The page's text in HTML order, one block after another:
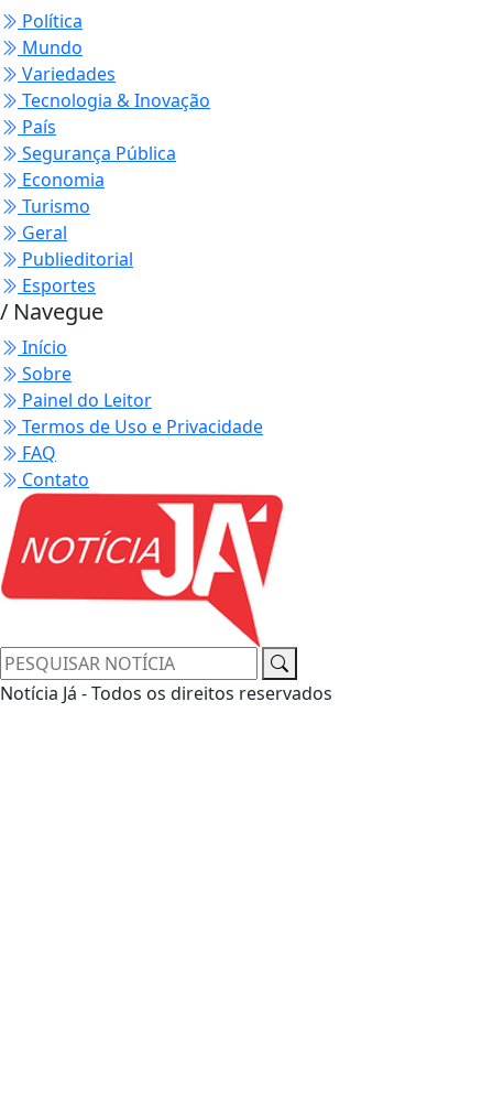
Política
Mundo
Variedades
Tecnologia & Inovação
País
Segurança Pública
Economia
Turismo
Geral
Publieditorial
Esportes
/ Navegue
Início
Sobre
Painel do Leitor
Termos de Uso e Privacidade
FAQ
Contato
Notícia Já - Todos os direitos reservados